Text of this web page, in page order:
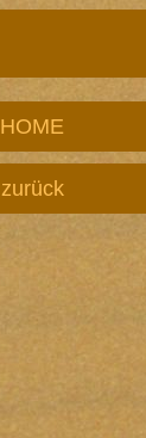
HOME
zurück